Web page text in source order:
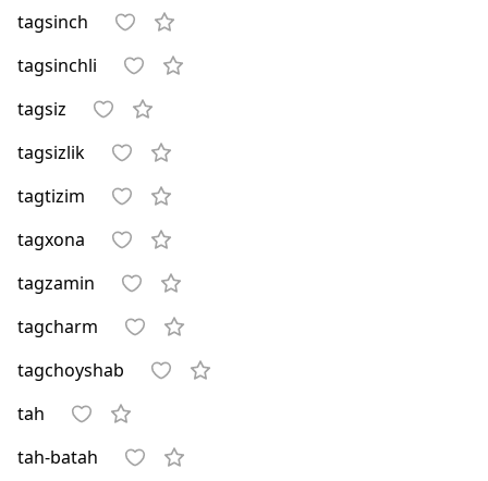
tagsinch
tagsinchli
tagsiz
tagsizlik
tagtizim
tagxona
tagzamin
tagcharm
tagchoyshab
tah
tah-batah